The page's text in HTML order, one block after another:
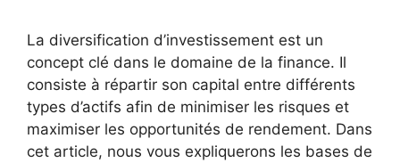
La diversification d’investissement est un
concept clé dans le domaine de la finance. Il
consiste à répartir son capital entre différents
types d’actifs afin de minimiser les risques et
maximiser les opportunités de rendement. Dans
cet article, nous vous expliquerons les bases de